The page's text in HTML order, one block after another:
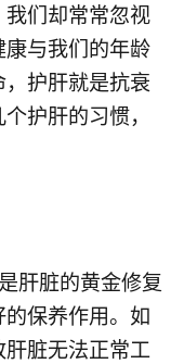
们却常常忽视
与我们的年龄
护肝就是抗衰
护肝的习惯，
肝脏的黄金修复
保养作用。如
脏无法正常工